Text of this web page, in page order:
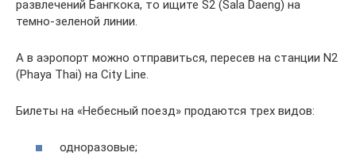
развлечений Бангкока, то ищите S2 (Sala Daeng) на
темно-зеленой линии.
А в аэропорт можно отправиться, пересев на станции N2
(Phaya Thai) на City Line.
Билеты на «Небесный поезд» продаются трех видов:
одноразовые;